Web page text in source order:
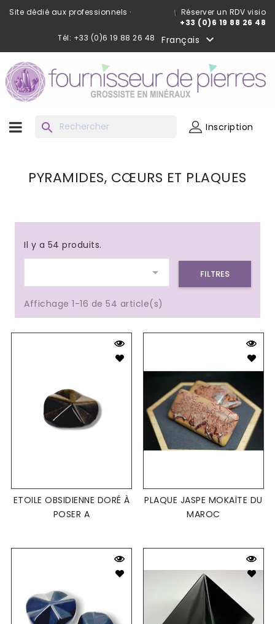
Site dédié aux professionnels ·
Réserver un RDV visio
+33 (0)6 19 88 26 48
Tél: +33 (0)6 19 88 26 48
Français 
search Inscription
PYRAMIDES, CŒURS ET PLAQUES
Il y a 54 produits.
 FILTRES
Affichage 1-16 de 54 article(s)
ETOILE OBSIDIENNE DORÉ À
POSER A
PLAQUE JASPE MOKAÏTE DU
MAROC